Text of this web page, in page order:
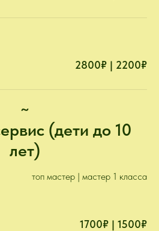
2800₽ | 2200₽
~
(дети до 10
лет)
топ мастер | мастер 1 класса
1700₽ | 1500₽